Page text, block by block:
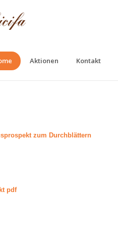
Aktionen Kontakt
zum Durchblättern
pdf